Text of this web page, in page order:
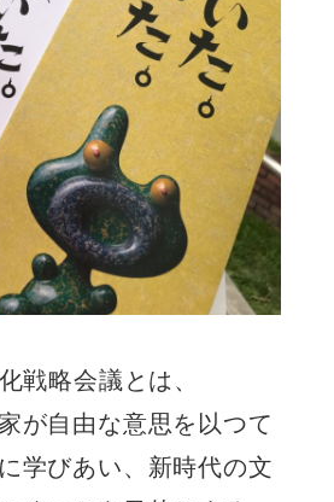
戦略会議とは、
が自由な意思を以つて
学びあい、新時代の文